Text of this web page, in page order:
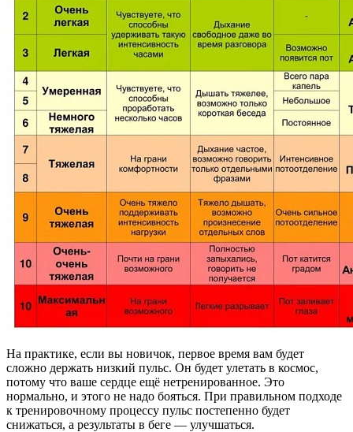
На практике, если вы новичок, первое время вам будет
сложно держать низкий пульс. Он будет улетать в космос,
потому что ваше сердце ещё нетренированное. Это
нормально, и этого не надо бояться. При правильном подходе
к тренировочному процессу пульс постепенно будет
снижаться, а результаты в беге — улучшаться.